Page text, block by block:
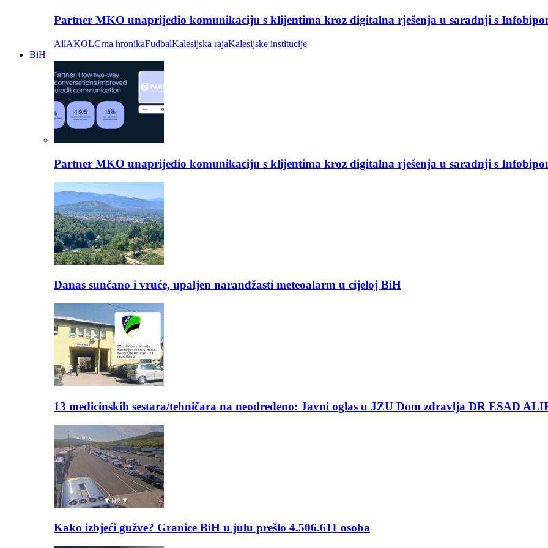
Partner MKO unaprijedio komunikaciju s klijentima kroz digitalna rješenja u saradnji s
AllAKOLCrna hronikaFudbalKalesijska rajaKalesijske institucije
BiH
Partner MKO unaprijedio komunikaciju s klijentima kroz digitalna rješenja u saradnji s
Danas sunčano i vruće, upaljen narandžasti meteoalarm u cijeloj BiH
13 medicinskih sestara/tehničara na neodređeno: Javni oglas u JZU Dom zdravlja DR ESAD
Kako izbjeći gužve? Granice BiH u julu prešlo 4.506.611 osoba